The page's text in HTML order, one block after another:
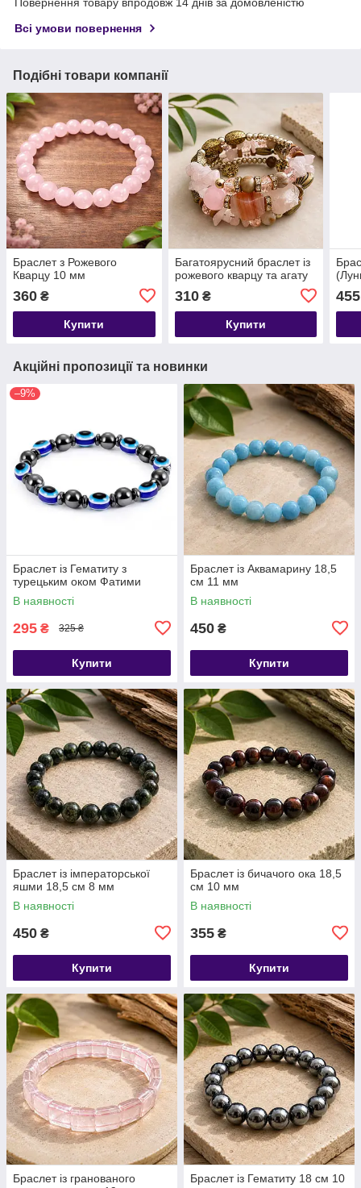
Повернення товару впродовж 14 днів за домовленістю
Всі умови повернення
Подібні товари компанії
Браслет з Рожевого
Кварцу 10 мм
360 ₴
Купити
Багатоярусний браслет із
рожевого кварцу та агату
310₴
Купити
455
Акційні пропозиції та новинки
–9%
Браслет із Гематиту з
турецьким оком Фатими
В наявності
295 ₴ 325 ₴
Купити
​​​​​​​Браслет із Аквамарину 18,5
см 11 мм
В наявності
450 ₴
Купити
Браслет із імператорської
яшми 18,5 см 8 мм
В наявності
450 ₴
Купити
Браслет із бичачого ока 18,5
см 10 мм
В наявності
355 ₴
Купити
​​​​​​​Браслет із гранованого
Браслет із Гематиту 18 см 10